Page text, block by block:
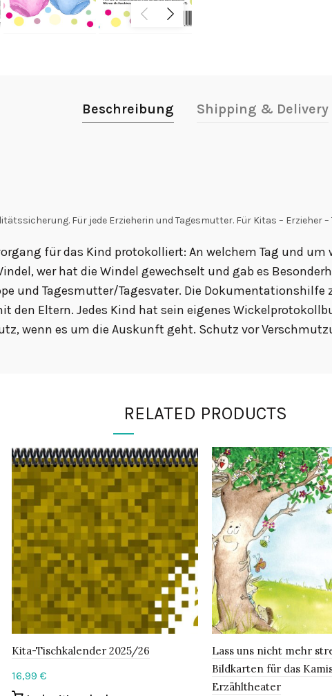
Beschreibung Shipping & Delivery
Für jede Erzieherin und Tagesmutter. Für Kitas – Erzieher
für das Kind protokolliert: An welchem Tag und
wer hat die Windel gewechselt und gab es
und Tagesmutter/Tagesvater. Die
Eltern. Jedes Kind hat sein eigenes
wenn es um die Auskunft geht. Schutz vor
RELATED PRODUCTS
Kita-Tischkalender 2025/26
16,99 €
Lass uns nicht mehr
Bildkarten für das
Erzähltheater